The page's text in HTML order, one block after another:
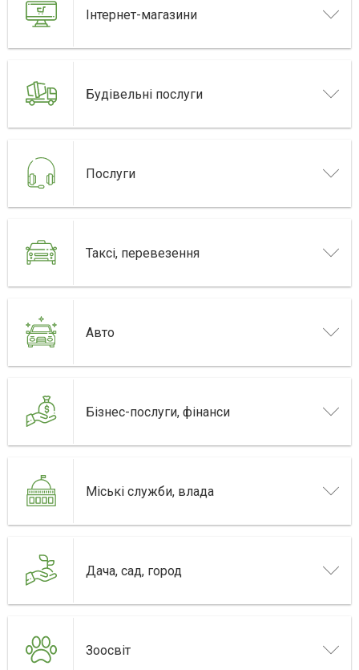
Інтернет-магазини
Будівельні послуги
Послуги
Таксі, перевезення
Авто
Бізнес-послуги, фінанси
Міські служби, влада
Дача, сад, город
Зоосвіт